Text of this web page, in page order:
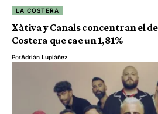
LA COSTERA
Xàtiva y Canals concentran el
Costera que cae un 1,81%
PorAdrián Lupiáñez